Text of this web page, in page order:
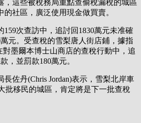
，這些被稅務局重點查偷稅漏稅的城區
社區，廣泛使用現金做買賣。
次查訪中，追討回1830萬元未准確
元。受查稅的雪梨唐人街店鋪，據指
對墨爾本博士山商店的查稅行動中，追
，並罰款180萬元。
佐丹(Chris Jordan)表示，雪梨北岸車
批移民的城區，肯定將是下一批查稅